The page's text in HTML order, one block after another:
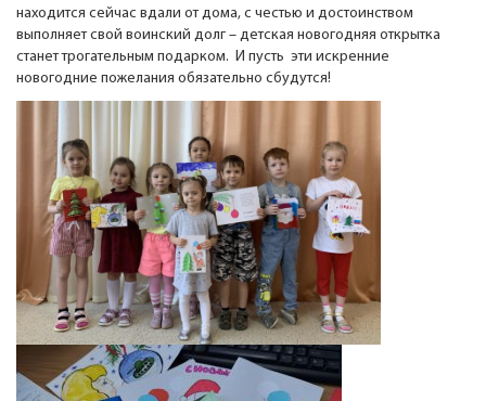
находится сейчас вдали от дома, с честью и достоинством
выполняет свой воинский долг – детская новогодняя открытка
станет трогательным подарком. И пусть эти искренние
новогодние пожелания обязательно сбудутся!